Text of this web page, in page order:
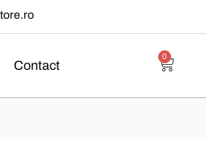
Contact
0